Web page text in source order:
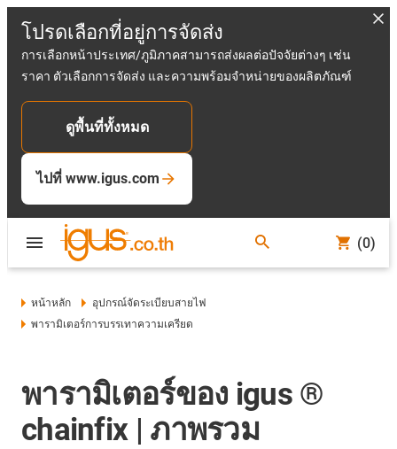
โปรดเลือกที่อยู่การจัดส่ง
การเลือกหน้าประเทศ/ภูมิภาคสามารถส่งผลต่อปัจจัยต่างๆ เช่น
ราคา ตัวเลือกการจัดส่ง และความพร้อมจำหน่ายของผลิตภัณฑ์
ดูพื้นที่ทั้งหมด
ไปที่ www.igus.com
(0)
หน้าหลัก
อุปกรณ์จัดระเบียบสายไฟ
พารามิเตอร์การบรรเทาความเครียด
พารามิเตอร์ของ igus ®
chainfix | ภาพรวม